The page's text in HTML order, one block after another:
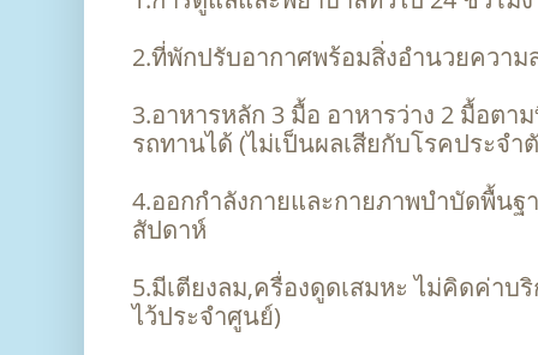
2.ที่พักปรับอากาศพร้อมสิ่งอำนวยความ
3.อาหารหลัก 3 มื้อ อาหารว่าง 2 มื้อตา
รถทานได้ (ไม่เป็นผลเสียกับโรคประจำ
4.ออกกำลังกายและกายภาพบำบัดพื้น
สัปดาห์
5.มีเตียงลม,ครื่องดูดเสมหะ ไม่คิดค่าบ
ไว้ประจำศูนย์)